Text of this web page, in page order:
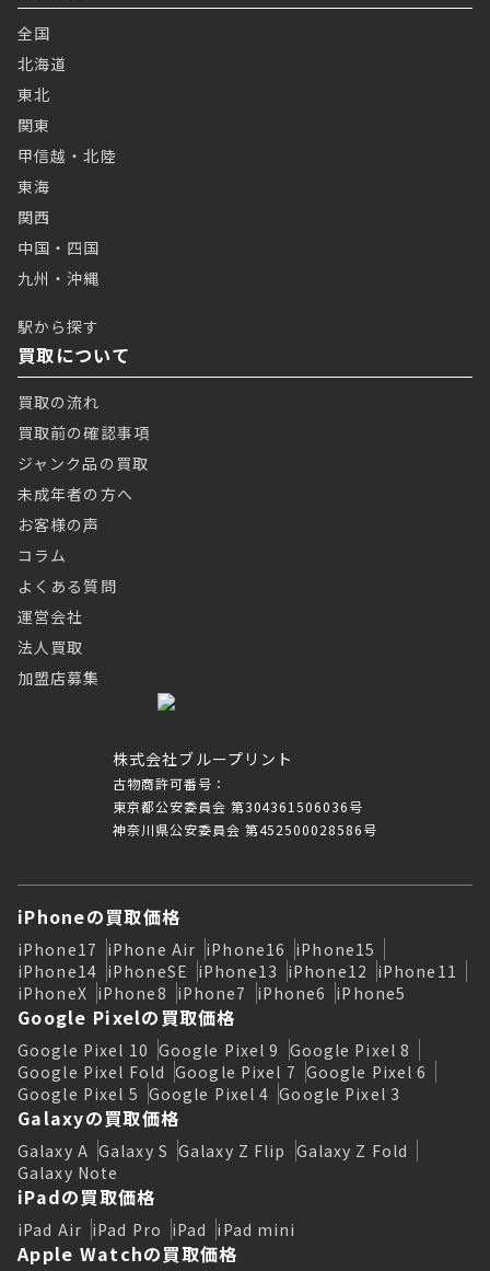
株式会社ブループリント
古物商許可番号：
東京都公安委員会 第304361506036号
神奈川県公安委員会 第452500028586号
全国
北海道
東北
関東
甲信越・北陸
東海
関西
中国・四国
九州・沖縄
駅から探す
買取について
買取の流れ
買取前の確認事項
ジャンク品の買取
未成年者の方へ
お客様の声
コラム
よくある質問
運営会社
法人買取
加盟店募集
iPhoneの買取価格
iPhone17 iPhone Air iPhone16 iPhone15
iPhone14 iPhoneSE iPhone13 iPhone12 iPhone11
iPhoneX iPhone8 iPhone7 iPhone6 iPhone5
Google Pixelの買取価格
Google Pixel 10 Google Pixel 9 Google Pixel 8
Google Pixel Fold Google Pixel 7 Google Pixel 6
Google Pixel 5 Google Pixel 4 Google Pixel 3
Galaxyの買取価格
Galaxy A Galaxy S Galaxy Z Flip Galaxy Z Fold
Galaxy Note
iPadの買取価格
iPad Air iPad Pro iPad iPad mini
Apple Watchの買取価格